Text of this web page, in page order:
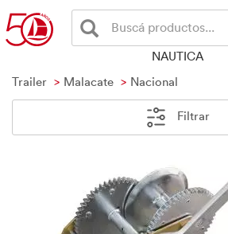
Buscá productos...
NAUTICA
Trailer
Malacate Nacional
Filtrar